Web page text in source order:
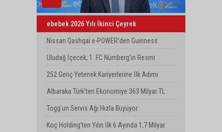
ebebek 2026 Yılı İkinci Çeyrek
Finansallarını Açıkladı
Nissan Qashqai e-POWER’den Guinness
Dünya Rekoru: Tek Depoyla 1980 km
Uludağ İçecek, 1. FC Nürnberg’in Resmi
Sponsoru Oldu
252 Genç Yetenek Kariyerlerine İlk Adımı
Turkcell’de Attı
Albaraka Türk'ten Ekonomiye 363 Milyar TL
Finansman Desteği
Togg'un Servis Ağı Hızla Büyüyor
Koç Holding'ten Yılın İlk 6 Ayında 1,7 Milyar